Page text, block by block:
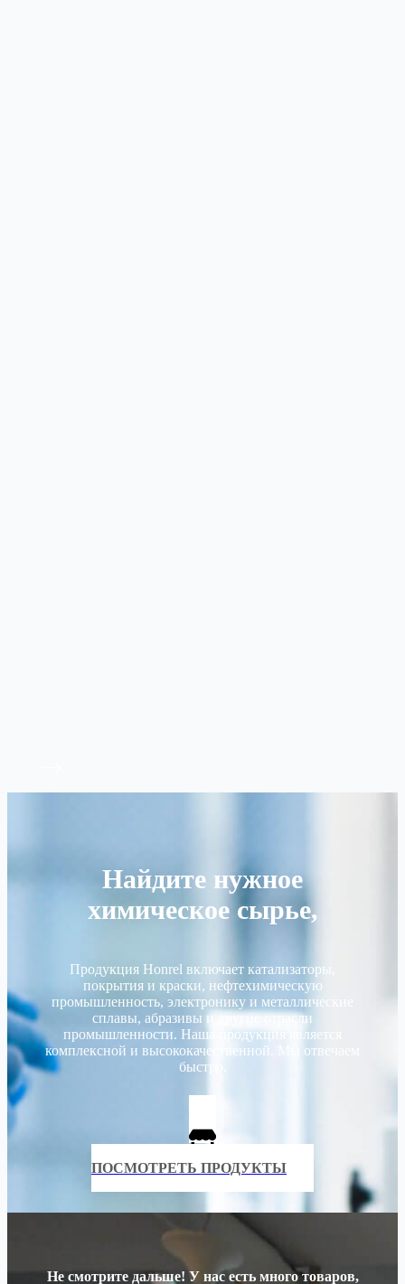
Найдите нужное
химическое сырье,
Продукция Honrel включает катализаторы,
покрытия и краски, нефтехимическую
промышленность, электронику и металлические
сплавы, абразивы и другие отрасли
промышленности. Наша продукция является
комплексной и высококачественной. Мы отвечаем
быстро.
ПОСМОТРЕТЬ ПРОДУКТЫ
Не смотрите дальше! У нас есть много товаров,